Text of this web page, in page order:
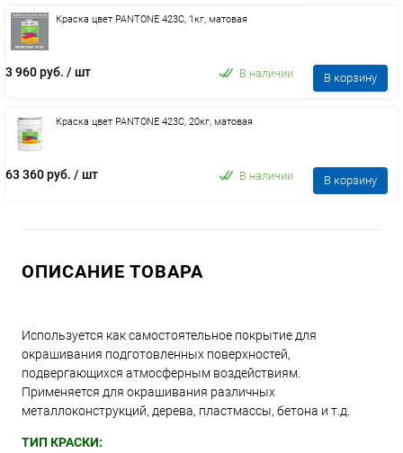
Краска цвет PANTONE 423C, 1кг, матовая
3 960 руб. / шт В наличии В корзину
Краска цвет PANTONE 423C, 20кг, матовая
63 360 руб. / шт В наличии В корзину
ОПИСАНИЕ ТОВАРА
Используется как самостоятельное покрытие для
окрашивания подготовленных поверхностей,
подвергающихся атмосферным воздействиям.
Применяется для окрашивания различных
металлоконструкций, дерева, пластмассы, бетона и т.д.
ТИП КРАСКИ: